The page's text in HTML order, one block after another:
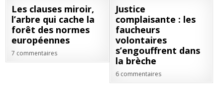
08
DÉC
2021
Les clauses miroir,
l’arbre qui cache la
forêt des normes
européennes
7 commentaires
2021
Justice
complaisante : les
faucheurs
volontaires
s’engouffrent dans
la brèche
6 commentaires